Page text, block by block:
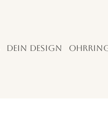
Dein Design